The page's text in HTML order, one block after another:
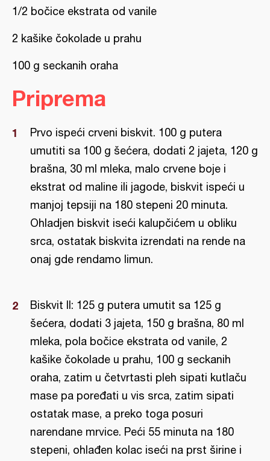
1/2 bočice ekstrata od vanile
2 kašike čokolade u prahu
100 g seckanih oraha
Priprema
Prvo ispeći crveni biskvit. 100 g putera
umutiti sa 100 g šećera, dodati 2 jajeta, 120 g
brašna, 30 ml mleka, malo crvene boje i
ekstrat od maline ili jagode, biskvit ispeći u
manjoj tepsiji na 180 stepeni 20 minuta.
Ohladjen biskvit iseći kalupčićem u obliku
srca, ostatak biskvita izrendati na rende na
onaj gde rendamo limun.
Biskvit II: 125 g putera umutit sa 125 g
šećera, dodati 3 jajeta, 150 g brašna, 80 ml
mleka, pola bočice ekstrata od vanile, 2
kašike čokolade u prahu, 100 g seckanih
oraha, zatim u četvrtasti pleh sipati kutlaču
mase pa poređati u vis srca, zatim sipati
ostatak mase, a preko toga posuri
narendane mrvice. Peći 55 minuta na 180
stepeni, ohlađen kolac iseći na prst širine i